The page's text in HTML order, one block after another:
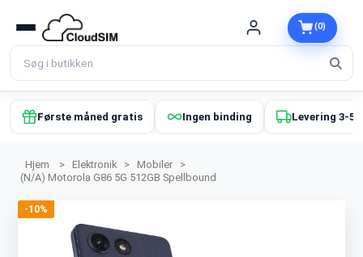
(0)
Første måned gratis Ingen binding Levering 3-5
Hjem > Elektronik > Mobiler
>
(N/A) Motorola G86 5G 512GB Spellbound
-10%